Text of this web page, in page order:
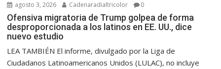
agosto 3, 2026 Cadenaradialtricolor 0
Ofensiva migratoria de Trump golpea de forma
desproporcionada a los latinos en EE. UU., dice
nuevo estudio
LEA TAMBIÉN El informe, divulgado por la Liga de
Ciudadanos Latinoamericanos Unidos (LULAC), no incluye